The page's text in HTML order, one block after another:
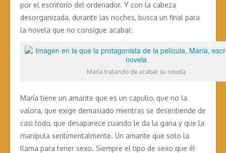
por el escritorio del ordenador. Y con la cabeza
desorganizada, durante las noches, busca un final para
la novela que no consigue acabar.
María tratando de acabar su novela
María tiene un amante que es un capullo, que no la
valora, que exige demasiado mientras se desentiende de
casi todo, que desaparece cuando le da la gana y que la
manipula sentimentalmente. Un amante que solo la
llama para tener sexo. Siempre el tipo de sexo que él